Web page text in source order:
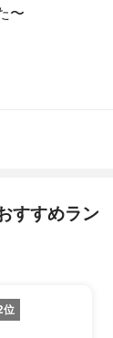
〜
すすめラン
位